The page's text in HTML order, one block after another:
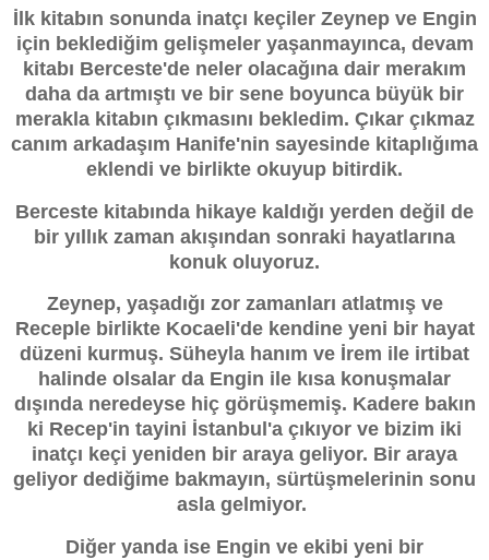
İlk kitabın sonunda inatçı keçiler Zeynep ve Engin
için beklediğim gelişmeler yaşanmayınca, devam
kitabı Berceste'de neler olacağına dair merakım
daha da artmıştı ve bir sene boyunca büyük bir
merakla kitabın çıkmasını bekledim. Çıkar çıkmaz
canım arkadaşım Hanife'nin sayesinde kitaplığıma
eklendi ve birlikte okuyup bitirdik.
Berceste kitabında hikaye kaldığı yerden değil de
bir yıllık zaman akışından sonraki hayatlarına
konuk oluyoruz.
Zeynep, yaşadığı zor zamanları atlatmış ve
Receple birlikte Kocaeli'de kendine yeni bir hayat
düzeni kurmuş. Süheyla hanım ve İrem ile irtibat
halinde olsalar da Engin ile kısa konuşmalar
dışında neredeyse hiç görüşmemiş. Kadere bakın
ki Recep'in tayini İstanbul'a çıkıyor ve bizim iki
inatçı keçi yeniden bir araya geliyor. Bir araya
geliyor dediğime bakmayın, sürtüşmelerinin sonu
asla gelmiyor.
Diğer yanda ise Engin ve ekibi yeni bir